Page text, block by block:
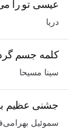
عیسی تو را
دریا
کلمه جسم
سینا مسیحا
جشنی عظیم
سموئیل